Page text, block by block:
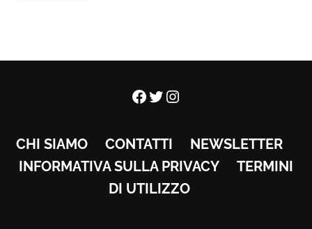
Facebook
Twitter
Instagram
CHI SIAMO CONTATTI
NEWSLETTER
INFORMATIVA SULLA PRIVACY
TERMINI
DI UTILIZZO